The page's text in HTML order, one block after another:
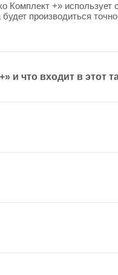
Комплект +»
производиться
и что входит в этот